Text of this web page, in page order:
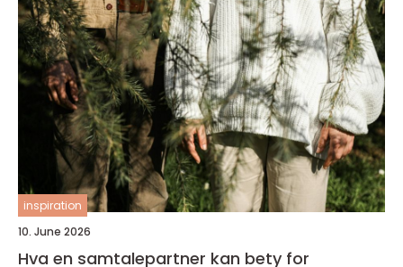
inspiration
10. June 2026
Hva en samtalepartner kan bety for